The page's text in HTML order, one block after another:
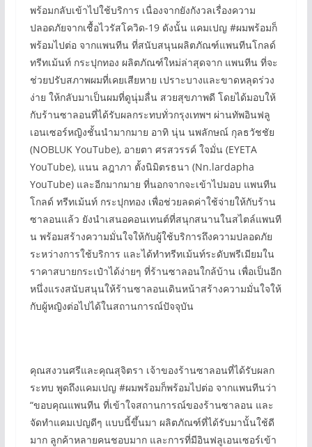
พร้อมกลับเข้าไปใช้บริการ เนื่องจากยังกังวลเรื่องความ
ปลอดภัยจากเชื้อไวรัสโควิด-19 ดังนั้น แคมเปญ #ผมพร้อมก็
พร้อมไปต่อ จากแพนทีน ที่สนับสนุนผลิตภัณฑ์แพนทีนโกลด์
ทรีทเม้นท์ กระปุกทอง ผลิตภัณฑ์ใหม่ล่าสุดจาก แพนทีน ที่จะ
ช่วยปรับสภาพผมที่เคยเสียหาย เปราะบางและขาดหลุดร่วง
ง่าย ให้กลับมาเป็นผมที่ดูนุ่มลื่น สวยสุขภาพดี โดยได้มอบให้
กับร้านซาลอนที่ได้รับผลกระทบทั่วกรุงเทพฯ ผ่านทัพอินฟลู
เอนเซอร์หญิงชั้นนำมากมาย อาทิ นุ่น นพลักษณ์ กุลธวัชชัย
(NOBLUK YouTube), อายตา ศรสวรรค์ ใจมั่น (EYETA
YouTube), แนน ลฎาภา ตั้งนิมิตรธนา (Nn.lardapha
YouTube) และอีกมากมาย ที่นอกจากจะเข้าไปมอบ แพนทีน
โกลด์ ทรีทเม้นท์ กระปุกทอง เพื่อช่วยลดค่าใช้จ่ายให้กับร้าน
ซาลอนแล้ว ยังนำเสนอคอนเทนต์ที่สนุกสนานในสไตล์แพนที
น พร้อมสร้างความมั่นใจให้กับผู้ใช้บริการถึงความปลอดภัย
ระหว่างการใช้บริการ และได้ทำทรีทเม้นท์ระดับพรีเมียมใน
ราคาสบายกระเป๋าได้ง่ายๆ ที่ร้านซาลอนใกล้บ้าน เพื่อเป็นอีก
หนึ่งแรงสนับสนุนให้ร้านซาลอนเดินหน้าสร้างความมั่นใจให้
กับผู้หญิงต่อไปได้ในสถานการณ์ปัจจุบัน
คุณสงวนศรีและคุณสุจิตรา เจ้าของร้านซาลอนที่ได้รับผลก
ระทบ พูดถึงแคมเปญ #ผมพร้อมก็พร้อมไปต่อ จากแพนทีนว่า
“ขอบคุณแพนทีน ที่เข้าใจสถานการณ์ของร้านซาลอน และ
จัดทำแคมเปญดีๆ แบบนี้ขึ้นมา ผลิตภัณฑ์ที่ได้รับมานั้นใช้ดี
มาก ลูกค้าหลายคนชอบมาก และการที่มีอินฟลูเอนเซอร์เข้า